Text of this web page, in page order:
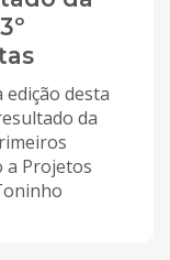
desta
da
a Projetos